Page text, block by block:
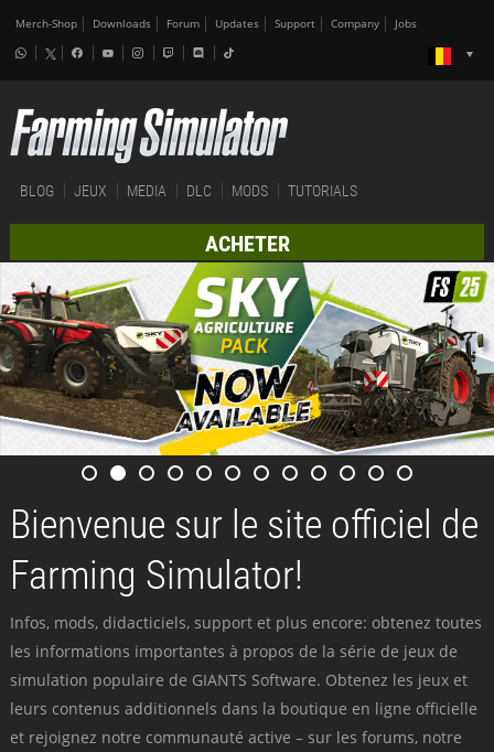
Merch-Shop Downloads Forum Updates Support Company Jobs
BLOG JEUX MEDIA DLC MODS TUTORIALS
ACHETER
Bienvenue sur le site officiel de
Farming Simulator!
Infos, mods, didacticiels, support et plus encore: obtenez toutes
les informations importantes à propos de la série de jeux de
simulation populaire de GIANTS Software. Obtenez les jeux et
leurs contenus additionnels dans la boutique en ligne officielle
et rejoignez notre communauté active – sur les forums, notre